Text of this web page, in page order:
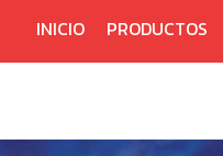
INICIO PRODUCTOS